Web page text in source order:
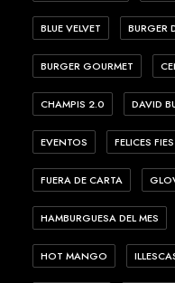
BLUE VELVET BURGER
BURGER GOURMET
CHAMPIS 2.0 DAVID
EVENTOS FELICES
FUERA DE CARTA
HAMBURGUESA DEL MES
HOT MANGO